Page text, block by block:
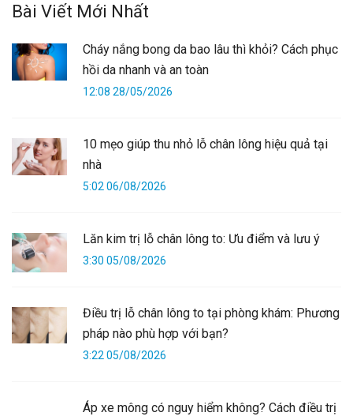
Bài Viết Mới Nhất
Cháy nắng bong da bao lâu thì khỏi? Cách phục
hồi da nhanh và an toàn
12:08 28/05/2026
10 mẹo giúp thu nhỏ lỗ chân lông hiệu quả tại
nhà
5:02 06/08/2026
Lăn kim trị lỗ chân lông to: Ưu điểm và lưu ý
3:30 05/08/2026
Điều trị lỗ chân lông to tại phòng khám: Phương
pháp nào phù hợp với bạn?
3:22 05/08/2026
Áp xe mông có nguy hiểm không? Cách điều trị